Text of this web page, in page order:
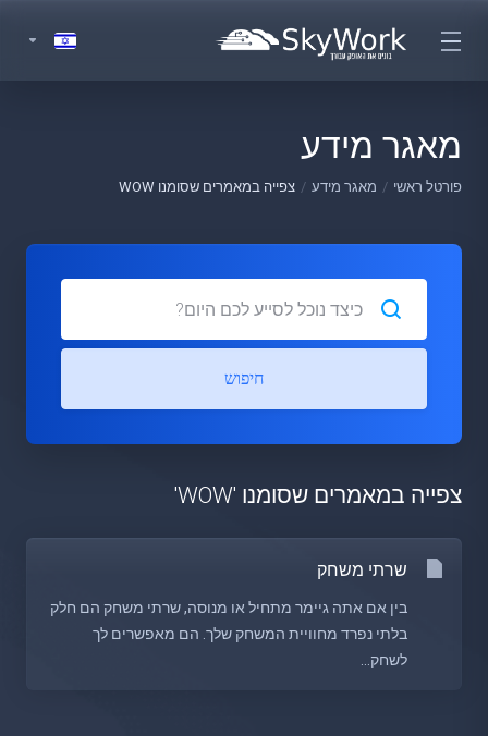
מאגר מידע
פורטל ראשי מאגר מידע צפייה במאמרים שסומנו WOW
חיפוש
צפייה במאמרים שסומנו 'WOW'
שרתי משחק
בין אם אתה גיימר מתחיל או מנוסה, שרתי משחק הם חלק
בלתי נפרד מחוויית המשחק שלך. הם מאפשרים לך
לשחק...